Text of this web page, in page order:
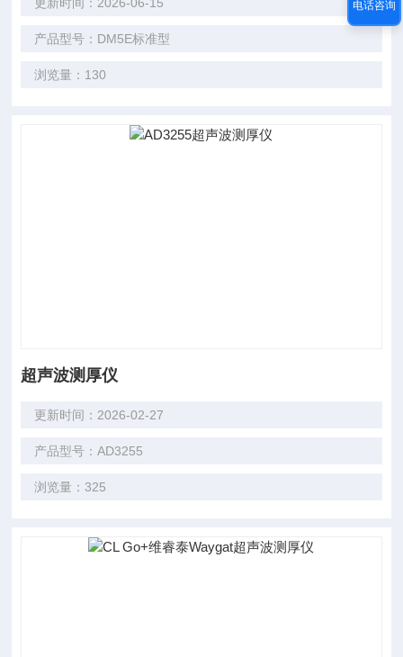
产品型号：DM5E标准型
浏览量：130
超声波测厚仪
更新时间：2026-02-27
产品型号：AD3255
浏览量：325
电话咨询